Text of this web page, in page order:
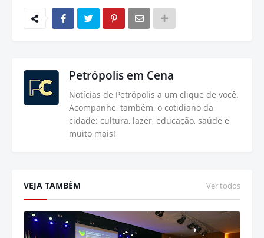
Petrópolis em Cena
Notícias de Petrópolis a um clique de você.
Acompanhe, também, o cotidiano da
cidade: cultura, lazer, educação, saúde e
muito mais!
VEJA TAMBÉM Ver todos